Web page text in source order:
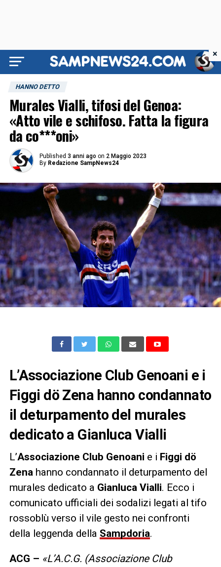
HANNO DETTO
Murales Vialli, tifosi del Genoa:
«Atto vile e schifoso. Fatta la figura
da co***oni»
Published 3 anni ago on 2 Maggio 2023
By Redazione SampNews24
L’Associazione Club Genoani e i
Figgi dö Zena hanno condannato
il deturpamento del murales
dedicato a Gianluca Vialli
L’Associazione Club Genoani e i Figgi dö
Zenahanno condannato il deturpamento del
murales dedicato a Gianluca Vialli. Ecco i
comunicato ufficiali dei sodalizi legati al tifo
rossoblù verso il vile gesto nei confronti
della leggenda della Sampdoria.
ACG – «L’A.C.G. (Associazione Club
×